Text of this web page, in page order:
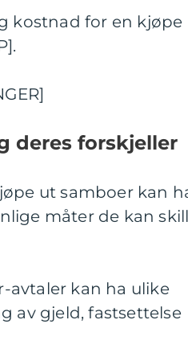
kostnad for en kjøpe
deres forskjeller
ut samboer kan
måter de kan
avtaler kan ha ulike
av gjeld, fastsettelse